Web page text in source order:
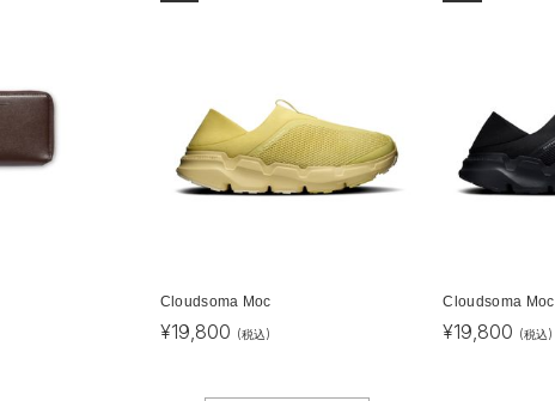
Cloudsoma Moc
¥19,800 (税込)
Cloudsoma Moc
¥19,800 (税込)